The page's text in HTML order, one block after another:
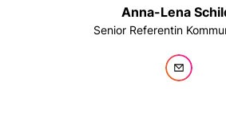
Anna-Lena
Senior Referentin